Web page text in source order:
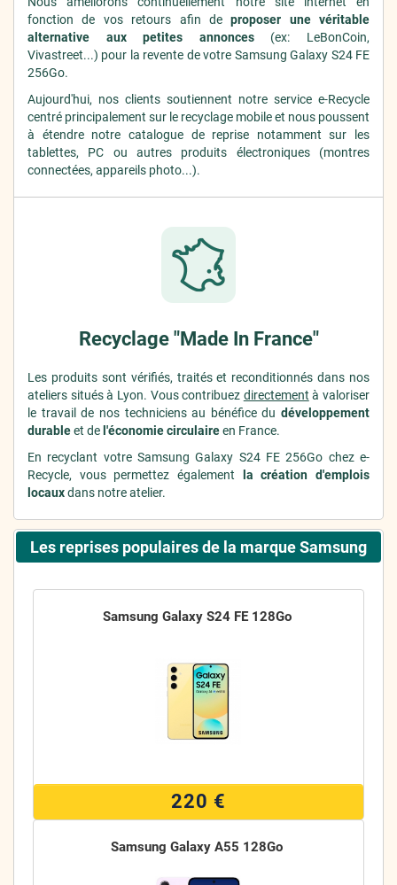
fonction de vos retours afin deproposer une véritable
alternative aux petites annonces(ex: LeBonCoin,
Vivastreet...) pour la revente de votre Samsung Galaxy S24 FE
256Go.
Aujourd'hui, nos clients soutiennent notre service e-Recycle
centré principalement sur le recyclage mobile et nous poussent
à étendre notre catalogue de reprise notamment sur les
tablettes, PC ou autres produits électroniques (montres
connectées, appareils photo...).
Recyclage "Made In France"
Les produits sont vérifiés, traités et reconditionnés dans nos
ateliers situés à Lyon. Vous contribuez directement à valoriser
le travail de nos techniciens au bénéfice du développement
durableet de l'économie circulaireen France.
En recyclant votre Samsung Galaxy S24 FE 256Go chez e-
Recycle, vous permettez également
la création d'emplois
locauxdans notre atelier.
Les reprises populaires de la marque Samsung
Samsung Galaxy S24 FE 128Go
220 €
Samsung Galaxy A55 128Go